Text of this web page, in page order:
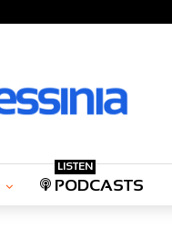
PODCASTS
LISTEN